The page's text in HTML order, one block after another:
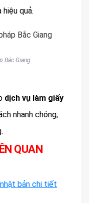
quả.
Bắc Giang
dịch vụ làm giấy
nhanh chóng,
QUAN
bản chi tiết